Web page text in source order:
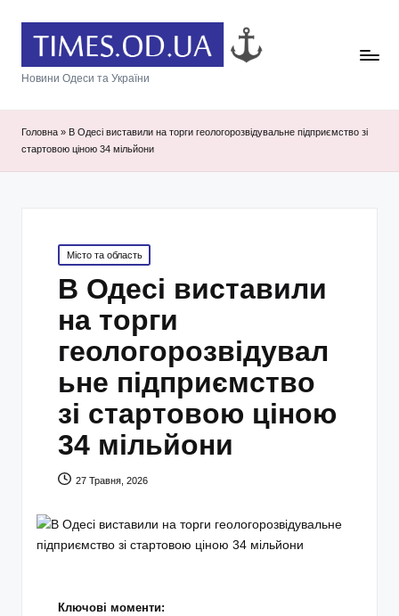
Новини Одеси та України
Головна » В Одесі виставили на торги геологорозвідувальне підприємство зі
стартовою ціною 34 мільйони
Posted
in
Місто та область
В Одесі виставили
на торги
геологорозвідувал
ьне підприємство
зі стартовою ціною
34 мільйони
27 Травня, 2026
Ключові моменти: